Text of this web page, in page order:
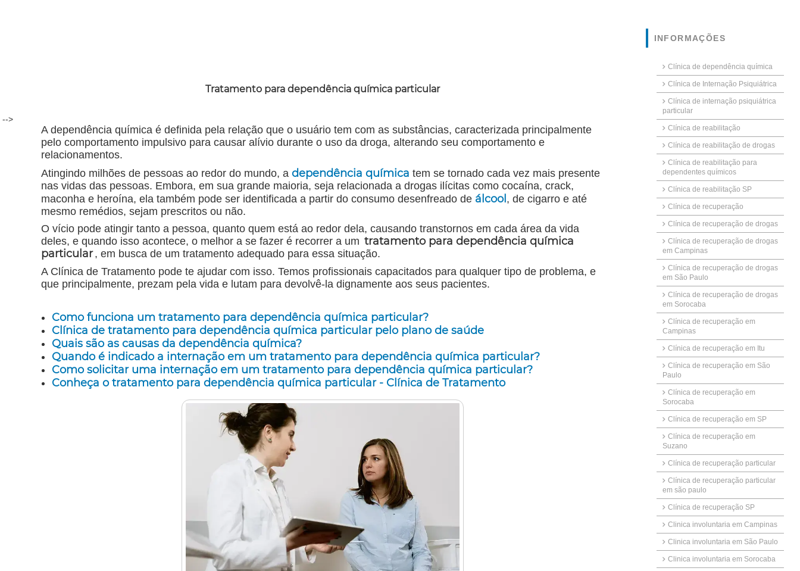
Tratamento para dependência química particular
-->
A dependência química é definida pela relação que o usuário tem com as substâncias, caracterizada principalmente
pelo comportamento impulsivo para causar alívio durante o uso da droga, alterando seu comportamento e
relacionamentos.
Atingindo milhões de pessoas ao redor do mundo, a dependência química tem se tornado cada vez mais presente
nas vidas das pessoas. Embora, em sua grande maioria, seja relacionada a drogas ilícitas como cocaína, crack,
maconha e heroína, ela também pode ser identificada a partir do consumo desenfreado de álcool, de cigarro e até
mesmo remédios, sejam prescritos ou não.
O vício pode atingir tanto a pessoa, quanto quem está ao redor dela, causando transtornos em cada área da vida
deles, e quando isso acontece, o melhor a se fazer é recorrer a um tratamento para dependência química
particular , em busca de um tratamento adequado para essa situação.
A Clínica de Tratamento pode te ajudar com isso. Temos profissionais capacitados para qualquer tipo de problema, e
que principalmente, prezam pela vida e lutam para devolvê-la dignamente aos seus pacientes.
Como funciona um tratamento para dependência química particular?
Clínica de tratamento para dependência química particular pelo plano de saúde
Quais são as causas da dependência química?
Quando é indicado a internação em um tratamento para dependência química particular?
Como solicitar uma internação em um tratamento para dependência química particular?
Conheça o tratamento para dependência química particular - Clínica de Tratamento
INFORMAÇÕES
Clínica de dependência química
Clínica de Internação Psiquiátrica
Clínica de internação psiquiátrica
particular
Clínica de reabilitação
Clínica de reabilitação de drogas
Clínica de reabilitação para
dependentes químicos
Clínica de reabilitação SP
Clínica de recuperação
Clínica de recuperação de drogas
Clínica de recuperação de drogas
em Campinas
Clínica de recuperação de drogas
em São Paulo
Clínica de recuperação de drogas
em Sorocaba
Clínica de recuperação em
Campinas
Clínica de recuperação em Itu
Clínica de recuperação em São
Paulo
Clínica de recuperação em
Sorocaba
Clínica de recuperação em SP
Clínica de recuperação em
Suzano
Clínica de recuperação particular
Clínica de recuperação particular
em são paulo
Clínica de recuperação SP
Clinica involuntaria em Campinas
Clinica involuntaria em São Paulo
Clinica involuntaria em Sorocaba